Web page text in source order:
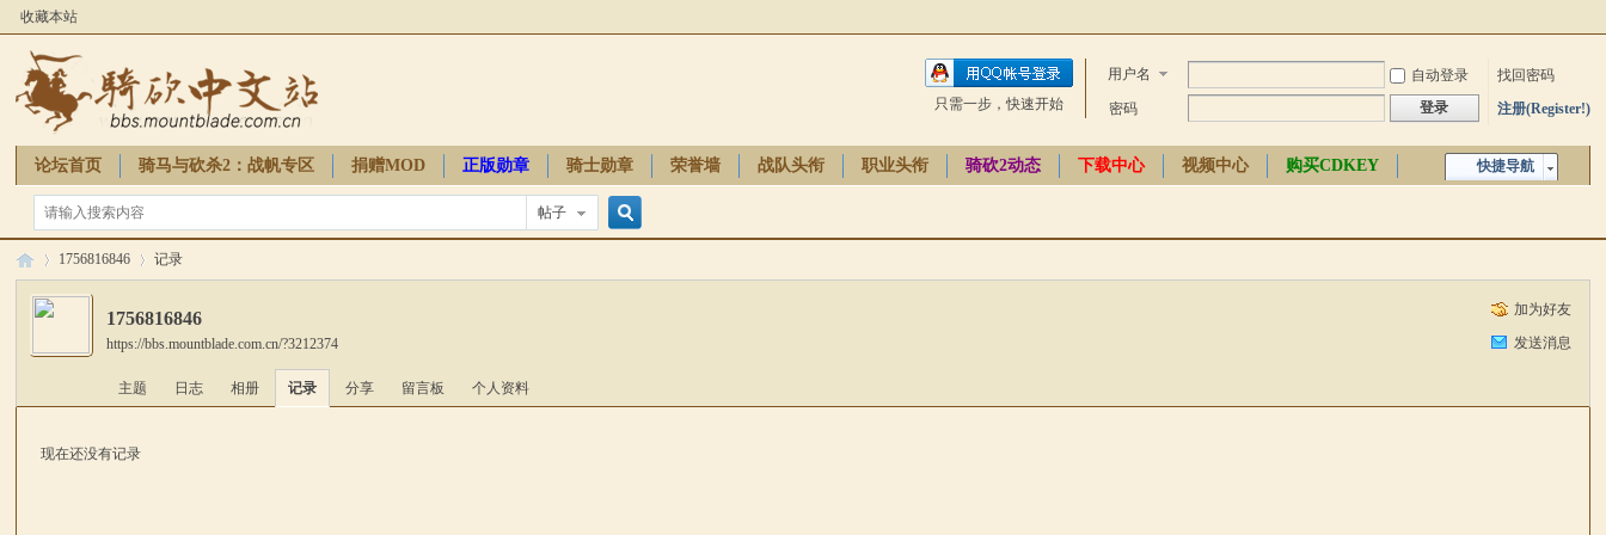
收藏本站
用户名 自动登录
找回密码
密码
登录 注册(Register!)
只需一步，快速开始
快捷导航
论坛首页 骑马与砍杀2：战帆专区 捐赠MOD 正版勋章 骑士勋章 荣誉墙 战队头衔 职业头衔 骑砍2动态 下载中心 视频中心
购买CDKEY
骑砍周边
帖子
›
1756816846 记录
加为好友
发送消息
1756816846
https://bbs.mountblade.com.cn/?3212374
主题 日志 相册 记录 分享 留言板 个人资料
现在还没有记录